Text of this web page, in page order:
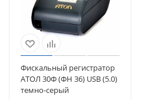
Фискальный регистратор
АТОЛ 30Ф (ФН 36) USB (5.0)
темно-серый